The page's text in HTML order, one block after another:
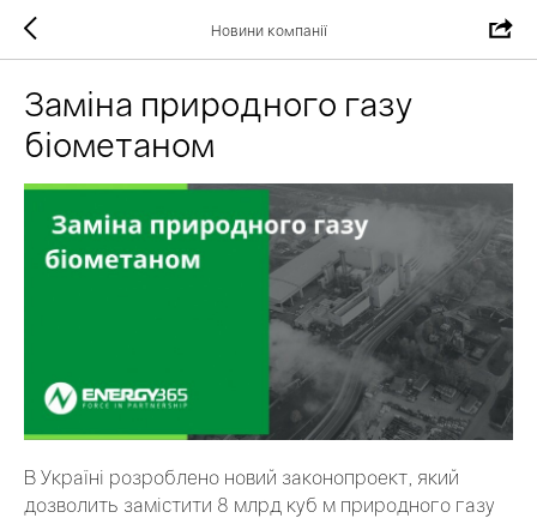
Новини компанії
Заміна природного газу
біометаном
В Україні розроблено новий законопроект, який
дозволить замістити 8 млрд куб м природного газу